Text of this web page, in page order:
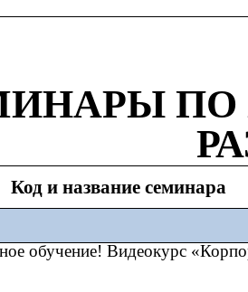
Ы ​​ ПО​​
Код и название семинара
обучение! Видеокурс